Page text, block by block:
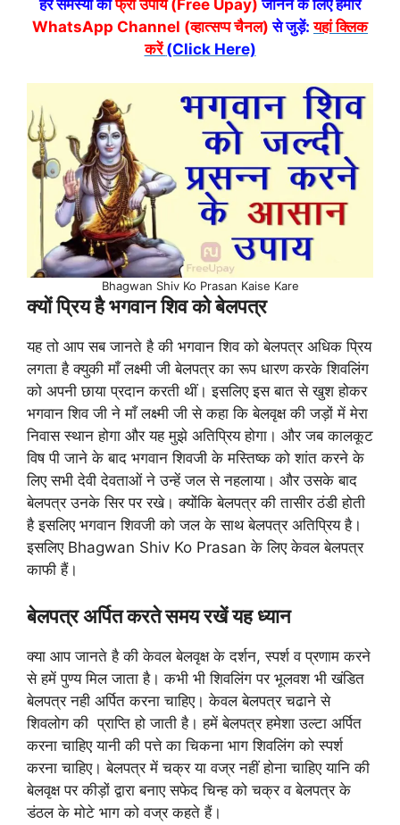
हर समस्या काफ्री उपाय (Free Upay) जानने के लिए हमारे
WhatsApp Channel (व्हात्सप्प चैनल) से जुड़ें:यहां क्लिक
करें(Click Here)
Bhagwan Shiv Ko Prasan Kaise Kare
क्यों प्रिय है भगवान शिव को बेलपत्र
यह तो आप सब जानते है की भगवान शिव को बेलपत्र अधिक प्रिय
लगता है क्युकी माँ लक्ष्मी जी बेलपत्र का रूप धारण करके शिवलिंग
को अपनी छाया प्रदान करती थीं। इसलिए इस बात से खुश होकर
भगवान शिव जी ने माँ लक्ष्मी जी से कहा कि बेलवृक्ष की जड़ों में मेरा
निवास स्थान होगा और यह मुझे अतिप्रिय होगा। और जब कालकूट
विष पी जाने के बाद भगवान शिवजी के मस्तिष्क को शांत करने के
लिए सभी देवी देवताओं ने उन्हें जल से नहलाया। और उसके बाद
बेलपत्र उनके सिर पर रखे। क्योंकि बेलपत्र की तासीर ठंडी होती
है इसलिए भगवान शिवजी को जल के साथ बेलपत्र अतिप्रिय है।
इसलिए Bhagwan Shiv Ko Prasan के लिए केवल बेलपत्र
काफी हैं।
बेलपत्र अर्पित करते समय रखें यह ध्यान
क्या आप जानते है की केवल बेलवृक्ष के दर्शन, स्पर्श व प्रणाम करने
से हमें पुण्य मिल जाता है। कभी भी शिवलिंग पर भूलवश भी खंडित
बेलपत्र नही अर्पित करना चाहिए। केवल बेलपत्र चढाने से
शिवलोग की प्राप्ति हो जाती है। हमें बेलपत्र हमेशा उल्टा अर्पित
करना चाहिए यानी की पत्ते का चिकना भाग शिवलिंग को स्पर्श
करना चाहिए। बेलपत्र में चक्र या वज्र नहीं होना चाहिए यानि की
बेलवृक्ष पर कीड़ों द्वारा बनाए सफेद चिन्ह को चक्र व बेलपत्र के
डंठल के मोटे भाग को वज्र कहते हैं।